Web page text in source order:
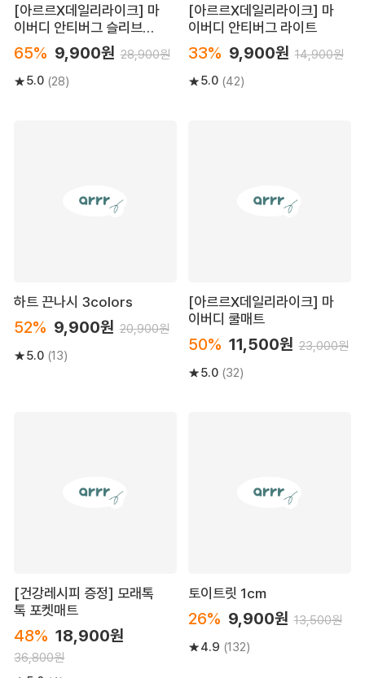
[아르르X데일리라이크] 마
이버디 안티버그 슬리브리
스
65% 9,900원 28,900원
5.0 (28)
[아르르X데일리라이크] 마
이버디 안티버그 라이트
33% 9,900원 14,900원
5.0 (42)
하트 끈나시 3colors
52% 9,900원 20,900원
5.0 (13)
[아르르X데일리라이크] 마
이버디 쿨매트
50% 11,500원 23,000원
5.0 (32)
[건강레시피 증정] 모래톡
톡 포켓매트
48% 18,900원
36,800원
토이트릿 1cm
26% 9,900원 13,500원
4.9 (132)